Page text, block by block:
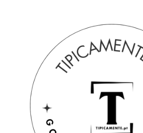
Mala em palha de centeio feita à mão